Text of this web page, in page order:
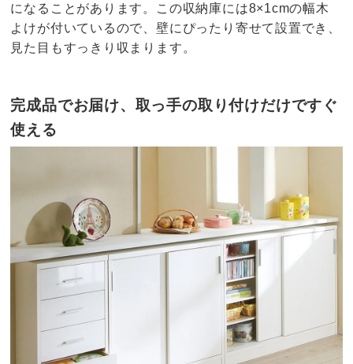
になることがあります。この収納庫には8×1cmの幅木
よけが付いているので、壁にぴったり寄せて設置でき、
見た目もすっきり収まります。
完成品でお届け、取っ手の取り付けだけですぐ
使える